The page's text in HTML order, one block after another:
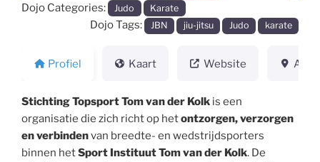
Dojo Categories: Judo Karate
Dojo Tags: JBN jiu-jitsu Judo karate
Profiel Kaart Website
Stichting Topsport Tom van der Kolk is een
organisatie die zich richt op hetontzorgen, verzorgen
en verbindenvan breedte- en wedstrijdsporters
binnen hetSport Instituut Tom van der Kolk. De